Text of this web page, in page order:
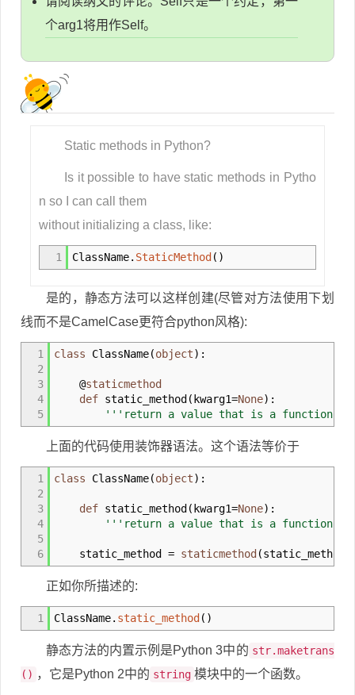
个arg1将用作Self。
Static methods in Python?
Is it possible to have static methods in Pytho
n so I can call them
without initializing a class, like:
1 ClassName. StaticMethod ( )
是的，静态方法可以这样创建(尽管对方法使用下划
线而不是CamelCase更符合python风格):
1
2
3
4
5
class ClassName(object) :
@staticmethod
def static_method ( kwarg1=None) :
'''return a value that is a function of
上面的代码使用装饰器语法。这个语法等价于
1
2
3
4
5
6
class ClassName(object) :
def static_method ( kwarg1=None) :
'''return a value that is a function of
static_method = staticmethod (static_method
正如你所描述的:
1 ClassName. static_method ( )
静态方法的内置示例是Python 3中的 str.maketrans
() ，它是Python 2中的 string 模块中的一个函数。